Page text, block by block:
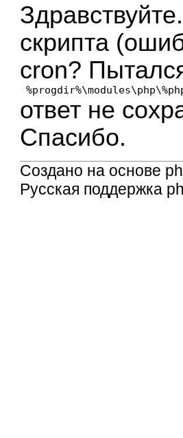
скрипта
cron?
ответ не
Спасибо.
Создано на основе
Русская поддержка